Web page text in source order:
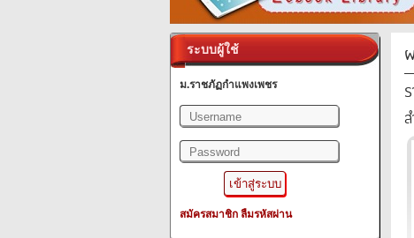
ระบบผู้ใช้
ม.ราชภัฏกำแพงเพชร
สมัครสมาชิก ลืมรหัสผ่าน